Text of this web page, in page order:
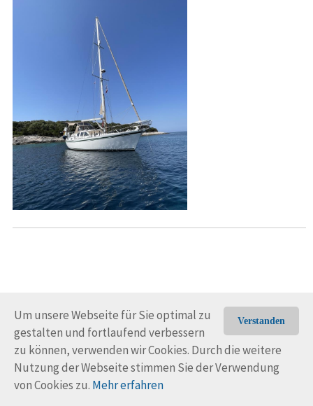
Verstanden
Um unsere Webseite für Sie optimal zu
gestalten und fortlaufend verbessern
zu können, verwenden wir Cookies. Durch die weitere
Nutzung der Webseite stimmen Sie der Verwendung
von Cookies zu. Mehr erfahren
© Trans-Ocean e.V. 2010-2026 Impressum
Nutzungsbedingungen
Rechtliche Hinweise